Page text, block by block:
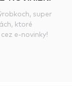
super
ktoré
e-novinky!